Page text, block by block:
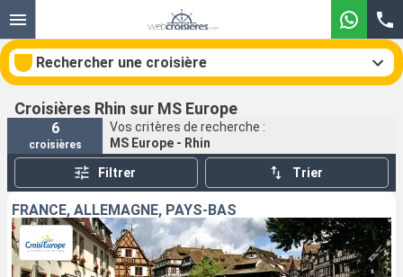
Rechercher une croisière
Nos destinations
Mois de départ
Ports Compagnies
Croisières Rhin sur MS Europe
6
croisières
Vos critères de recherche :
MS Europe - Rhin
Filtrer Trier
FRANCE, ALLEMAGNE, PAYS-BAS